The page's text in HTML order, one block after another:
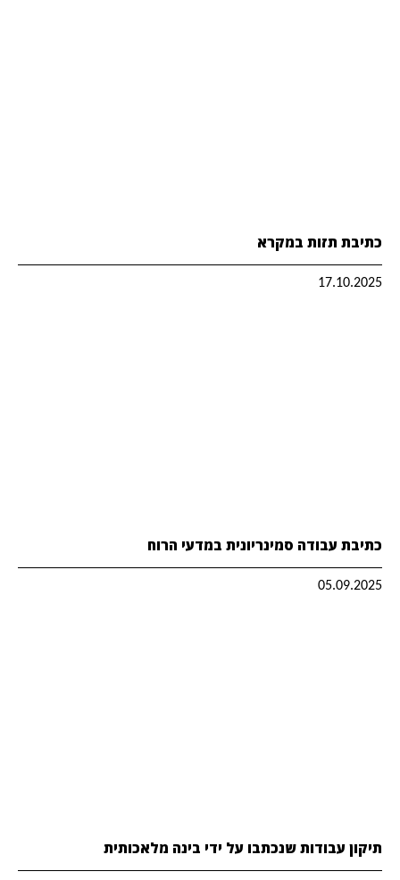
כתיבת תזות במקרא
17.10.2025
כתיבת עבודה סמינריונית במדעי הרוח
05.09.2025
תיקון עבודות שנכתבו על ידי בינה מלאכותית